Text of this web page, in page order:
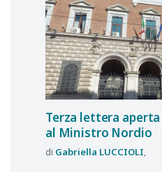
Terza lettera aperta
al Ministro Nordio
Gabriella LUCCIOLI